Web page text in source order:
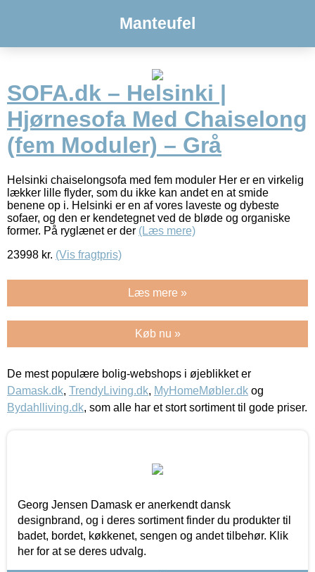
Manteufel
SOFA.dk – Helsinki |
Hjørnesofa Med Chaiselong
(fem Moduler) – Grå
Helsinki chaiselongsofa med fem moduler Her er en virkelig
lækker lille flyder, som du ikke kan andet en at smide
benene op i. Helsinki er en af vores laveste og dybeste
sofaer, og den er kendetegnet ved de bløde og organiske
former. På ryglænet er der (Læs mere)
23998 kr. (Vis fragtpris)
Læs mere »
Køb nu »
De mest populære bolig-webshops i øjeblikket er
Damask.dk, TrendyLiving.dk, MyHomeMøbler.dk og
Bydahlliving.dk, som alle har et stort sortiment til gode priser.
Georg Jensen Damask er anerkendt dansk
designbrand, og i deres sortiment finder du produkter til
badet, bordet, køkkenet, sengen og andet tilbehør. Klik
her for at se deres udvalg.